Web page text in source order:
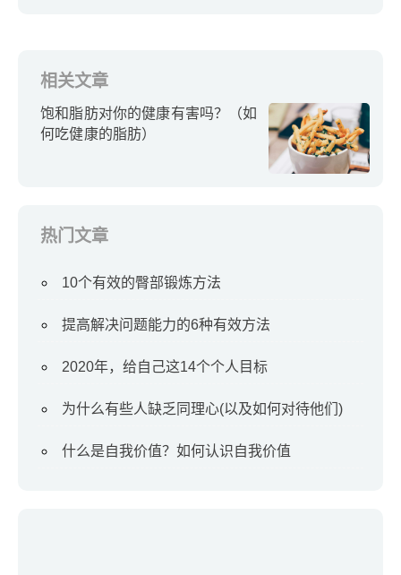
相关文章
饱和脂肪对你的健康有害吗？（如
何吃健康的脂肪）
热门文章
10个有效的臀部锻炼方法
提高解决问题能力的6种有效方法
2020年，给自己这14个个人目标
为什么有些人缺乏同理心(以及如何对待他们)
什么是自我价值？如何认识自我价值